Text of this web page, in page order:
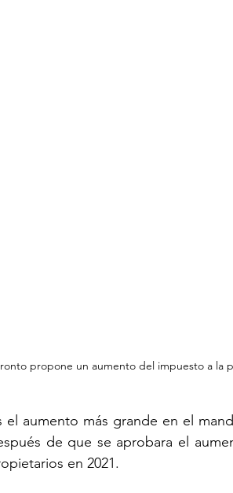
propone un aumento del impuesto a la
el aumento más grande en el
de que se aprobara el
en 2021.